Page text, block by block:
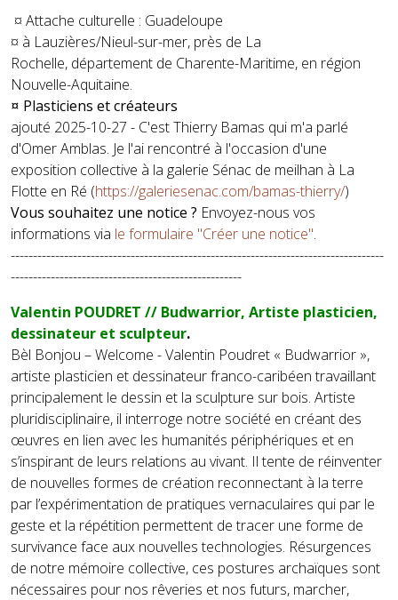
¤ Attache culturelle : Guadeloupe
¤ à Lauzières/Nieul-sur-mer, près de La
Rochelle, département de Charente-Maritime, en région
Nouvelle-Aquitaine.
¤ Plasticiens et créateurs
ajouté 2025-10-27 - C'est Thierry Bamas qui m'a parlé
d'Omer Amblas. Je l'ai rencontré à l'occasion d'une
exposition collective à la galerie Sénac de meilhan à La
Flotte en Ré (https://galeriesenac.com/bamas-thierry/)
Vous souhaitez une notice ? Envoyez-nous vos
informations via le formulaire "Créer une notice".
------------------------------------------------------------------------------------
----------------------------------------------------
Valentin POUDRET // Budwarrior, Artiste plasticien,
dessinateur et sculpteur.
Bèl Bonjou – Welcome - Valentin Poudret « Budwarrior »,
artiste plasticien et dessinateur franco-caribéen travaillant
principalement le dessin et la sculpture sur bois. Artiste
pluridisciplinaire, il interroge notre société en créant des
œuvres en lien avec les humanités périphériques et en
s’inspirant de leurs relations au vivant. Il tente de réinventer
de nouvelles formes de création reconnectant à la terre
par l’expérimentation de pratiques vernaculaires qui par le
geste et la répétition permettent de tracer une forme de
survivance face aux nouvelles technologies. Résurgences
de notre mémoire collective, ces postures archaïques sont
nécessaires pour nos rêveries et nos futurs, marcher,